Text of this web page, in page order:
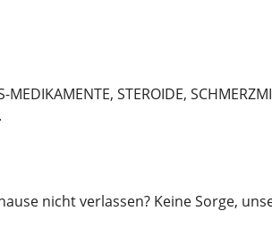
STEROIDE,
nicht verlassen? Keine Sorge,